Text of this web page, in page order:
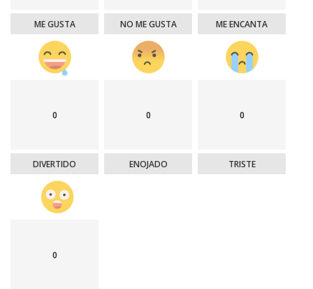
ME GUSTA NO ME GUSTA ME ENCANTA
0
DIVERTIDO
0
ENOJADO
0
TRISTE
0